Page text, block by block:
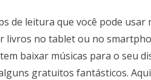
de leitura que você pode usar
livros no tablet ou no
baixar músicas para o seu
gratuitos fantásticos.